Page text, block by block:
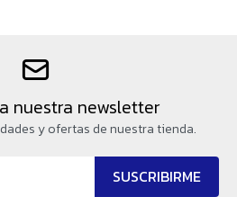
nuestra newsletter
y ofertas de nuestra tienda.
SUSCRIBIRME